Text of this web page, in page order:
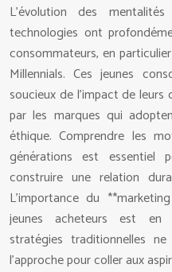
L’évolution des
technologies ont
consommateurs, en
Millennials. Ces jeunes
soucieux de l’impact de
par les marques qui
éthique. Comprendre les
générations est essentiel
construire une relation
L’importance du
jeunes acheteurs est en
stratégies traditionnelles
l’approche pour coller aux